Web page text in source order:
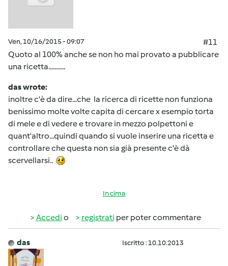
Ven, 10/16/2015 - 09:07
#11
Quoto al 100% anche se non ho mai provato a pubblicare
una ricetta...........
das wrote:
inoltre c'è da dire...che la ricerca di ricette non funziona
benissimo molte volte capita di cercare x esempio torta
di mele e di vedere e trovare in mezzo polpettoni e
quant'altro...quindi quando si vuole inserire una ricetta e
controllare che questa non sia già presente c'è dà
scervellarsi..
In cima
Accedi o registrati per poter commentare
das Iscritto : 10.10.2013